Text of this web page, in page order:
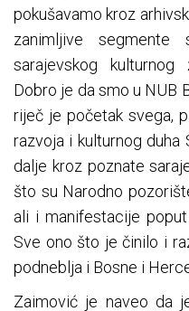
pokušavamo kroz
zanimljive segmente
sarajevskog
Dobro je da smo u NUB
riječ je početak svega,
razvoja i kulturnog duha
dalje kroz poznate
što su Narodno
ali i manifestacije
Sve ono što je činilo i
podneblja i Bosne i
Zaimović je naveo da